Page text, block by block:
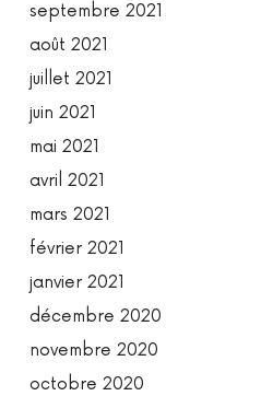
septembre 2021
août 2021
juillet 2021
juin 2021
mai 2021
avril 2021
mars 2021
février 2021
janvier 2021
décembre 2020
novembre 2020
octobre 2020